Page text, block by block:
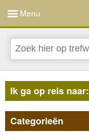
Menu
Ik ga op reis naar:
Categorieën